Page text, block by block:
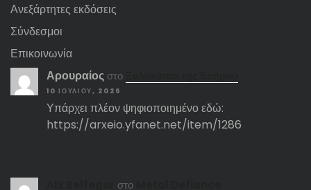
Ανεξάρτητες εκδόσεις
Σύνδεσμοι
Επικοινωνία
Αρουραίος στο
10 ΙΟΥΛΊΟΥ, 2026
Υπάρχει πλέον ψηφιοποιημένο εδώ:
https://arxeio.yfanet.net/item/1286
στο